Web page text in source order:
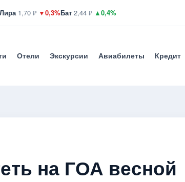
Лира1,70 ₽ ▼0,3%Бат 2,44 ₽ ▲0,4%
Отели Экскурсии Авиабилеты Кредит
на ГОА весной